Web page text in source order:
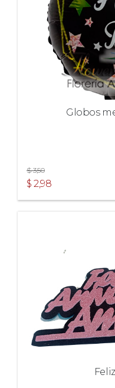
Globos
$ 3,50
$ 2,98